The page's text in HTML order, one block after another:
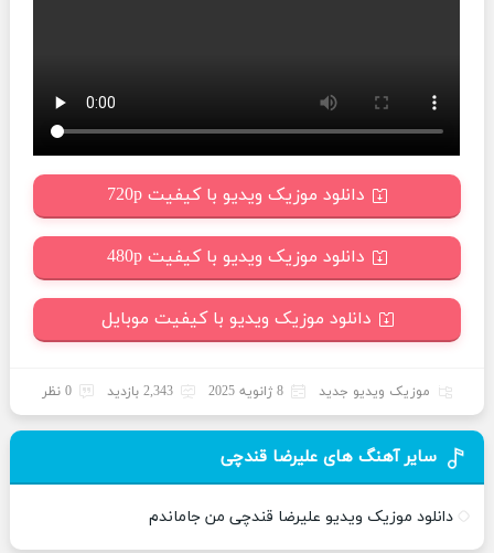
دانلود موزیک ویدیو با کیفیت 720p
دانلود موزیک ویدیو با کیفیت 480p
دانلود موزیک ویدیو با کیفیت موبایل
موزیک ویدیو جدید 8 ژانویه 2025 2,343 بازدید 0 نظر
سایر آهنگ های علیرضا قندچی
دانلود موزیک ویدیو علیرضا قندچی من جاماندم